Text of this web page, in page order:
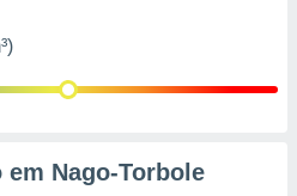
Nago-Torbole